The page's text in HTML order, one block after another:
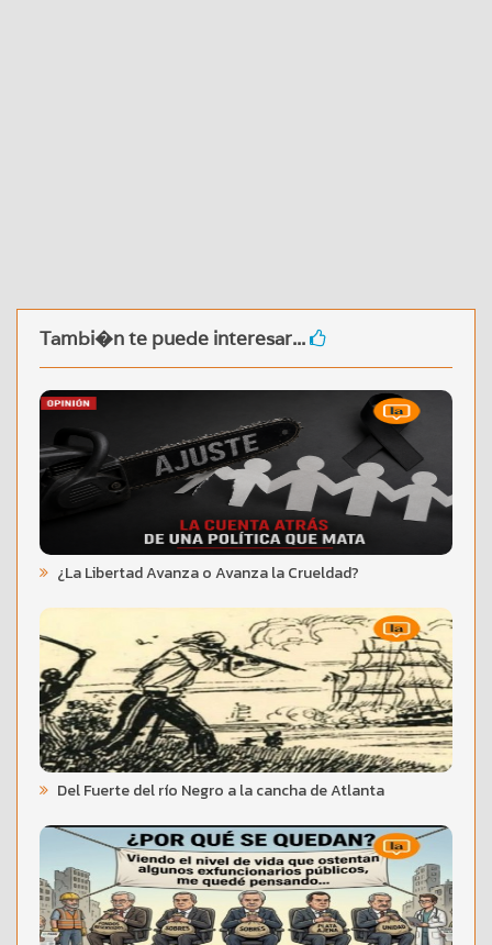
Tambi�n te puede interesar...
¿La Libertad Avanza o Avanza la Crueldad?
Del Fuerte del río Negro a la cancha de Atlanta